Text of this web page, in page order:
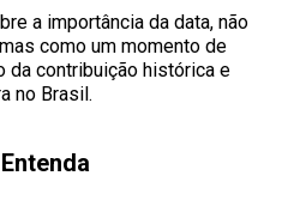
a importância da data, não
como um momento de
da contribuição histórica e
no Brasil.